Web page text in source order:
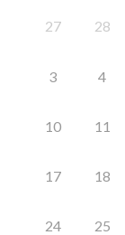
27 28
3 4
10 11
17 18
24 25